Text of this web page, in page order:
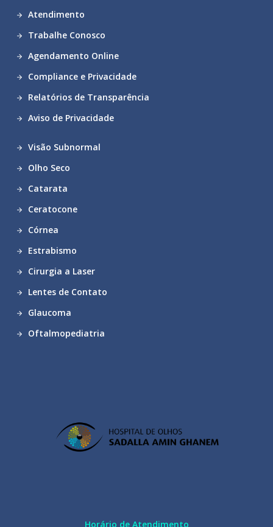
Atendimento
Trabalhe Conosco
Agendamento Online
Compliance e Privacidade
Relatórios de Transparência
Aviso de Privacidade
Visão Subnormal
Olho Seco
Catarata
Ceratocone
Córnea
Estrabismo
Cirurgia a Laser
Lentes de Contato
Glaucoma
Oftalmopediatria
Horário de Atendimento